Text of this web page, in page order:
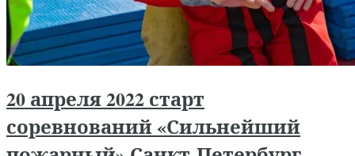
20 апреля 2022 старт
соревнований «Сильнейший